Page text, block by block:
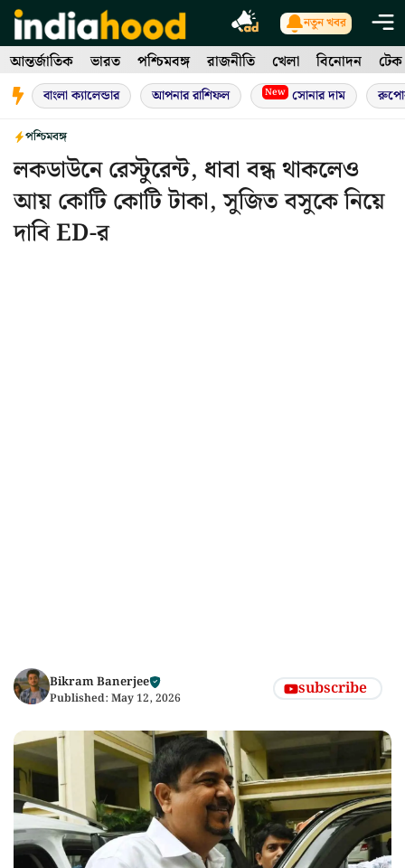
Skip
to
content
নতুন খবর
আন্তর্জাতিক ভারত পশ্চিমবঙ্গ রাজনীতি খেলা বিনোদন টেক
বাংলা ক্যালেন্ডার আপনার রাশিফল New সোনার দাম
পশ্চিমবঙ্গ
লকডাউনে রেস্টুরেন্ট, ধাবা বন্ধ থাকলেও
আয় কোটি কোটি টাকা, সুজিত বসুকে নিয়ে
দাবি ED-র
Bikram Banerjee
Published: May 12, 2026 subscribe